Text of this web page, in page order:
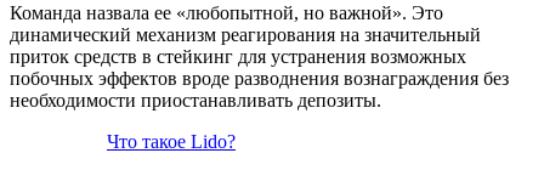
Команда назвала ее «любопытной, но важной». Это
динамический механизм реагирования на значительный
приток средств в стейкинг для устранения возможных
побочных эффектов вроде разводнения вознаграждения без
необходимости приостанавливать депозиты.
Что такое Lido?